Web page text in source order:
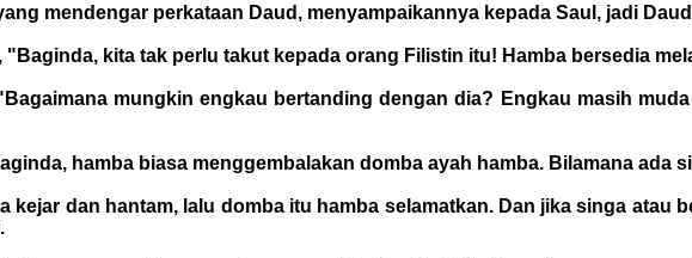
mendengar perkataan Daud, menyampaikannya kepada Saul, jadi
"Baginda, kita tak perlu takut kepada orang Filistin itu! Hamba bersedia
mungkin engkau bertanding dengan dia? Engkau masih
hamba biasa menggembalakan domba ayah hamba. Bilamana ada
kejar dan hantam, lalu domba itu hamba selamatkan. Dan jika singa atau